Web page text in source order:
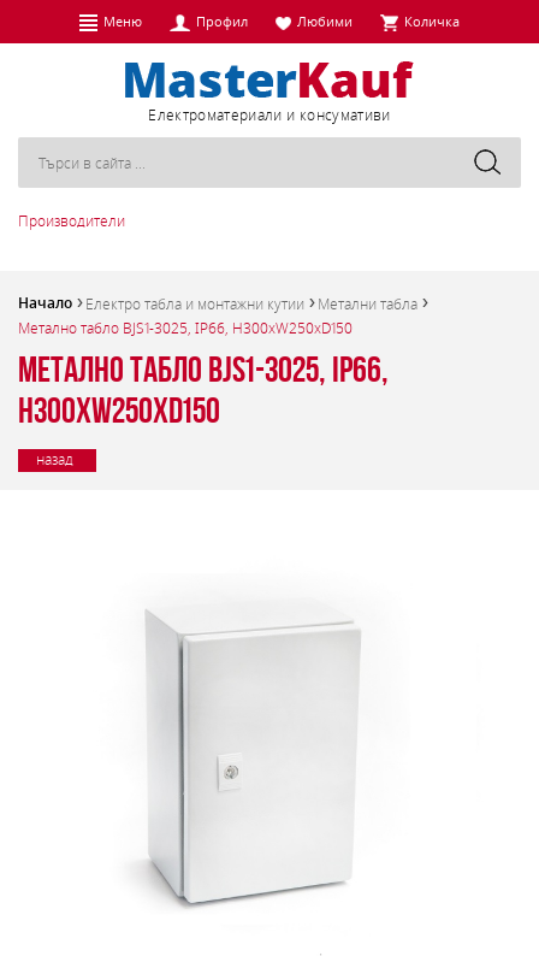
Меню Профил Любими Количка
Eлектроматериали и консумативи
Производители
Начало Електро табла и монтажни кутии
Метални табла
Метално табло BJS1-3025, IP66, H300xW250xD150
Метално табло BJS1-3025, IP66,
H300xW250xD150
назад